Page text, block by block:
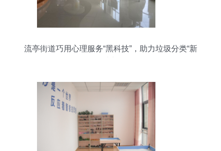
流亭街道巧用心理服务“黑科技”，助力垃圾分类“新